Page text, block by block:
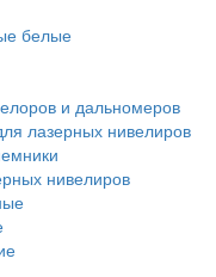
белые
и дальномеров
лазерных нивелиров
нивелиров